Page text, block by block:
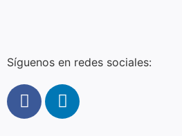
Síguenos en redes sociales: